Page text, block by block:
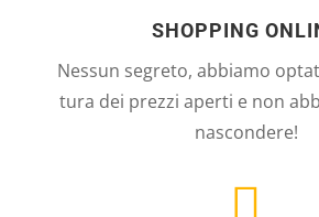
SHOPPING
Nes­sun segreto, abbiamo
tura dei prezzi aperti e non
nas­con­dere!